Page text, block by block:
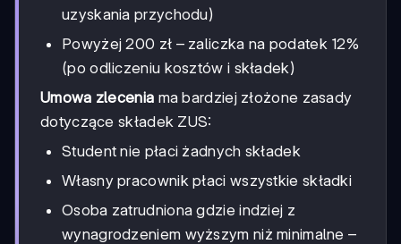
uzyskania przychodu)
Powyżej 200 zł – zaliczka na podatek 12%
(po odliczeniu kosztów i składek)
Umowa zlecenia ma bardziej złożone zasady
dotyczące składek ZUS:
Student nie płaci żadnych składek
Własny pracownik płaci wszystkie składki
Osoba zatrudniona gdzie indziej z
wynagrodzeniem wyższym niż minimalne –